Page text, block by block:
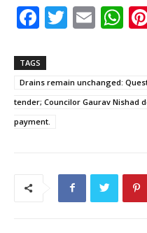
F
a
c
e
b
o
T
w
er
E
m
l
W
h
ts
A
TAGS
Drains remain unchanged:
tender; Councilor Gaurav Nishad
payment.